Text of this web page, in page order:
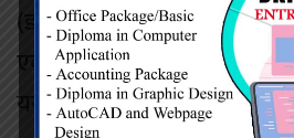
(ङ) विवाह, पार्टीजस्ता
एवम् पैरोडी गीतहरु बजाउनमा
यस्ता कार्य गरेमा उचित सजाय/